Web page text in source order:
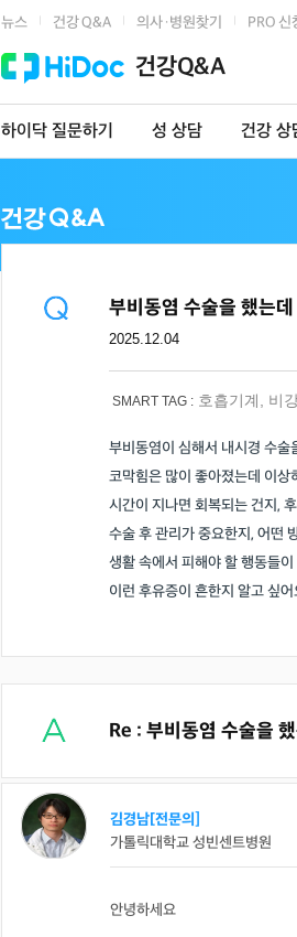
뉴스 건강 Q&A 의사·병원찾기 PRO 신
건강Q&A
하이닥 질문하기 성 상담 건강 상
부비동염 수술을 했는
2025.12.04
SMART TAG : 호흡기계 비
부비동염이 심해서 내시경 수술
코막힘은 많이 좋아졌는데 이상
시간이 지나면 회복되는 건지,
수술 후 관리가 중요한지, 어떤
생활 속에서 피해야 할 행동들
이런 후유증이 흔한지 알고 싶어
Re : 부비동염 수술을
김경남[전문의]
가톨릭대학교 성빈센트병원
안녕하세요